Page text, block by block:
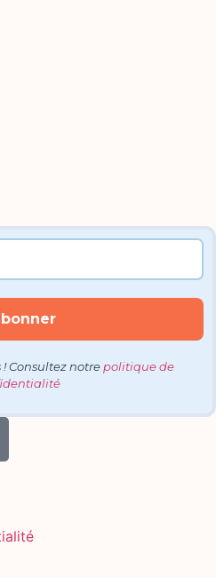
Consultez notre politique de